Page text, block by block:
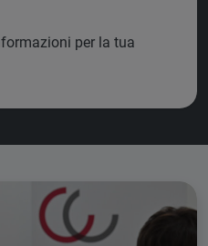
per la tua